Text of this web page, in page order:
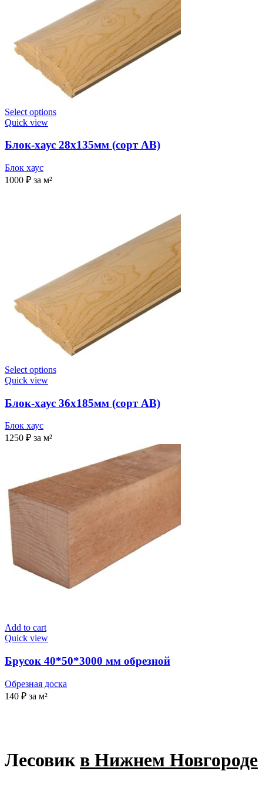
Select options
Quick view
Блок-хаус 28х135мм (сорт AB)
Блок хаус
1000 ₽ за м²
Select options
Quick view
Блок-хаус 36х185мм (сорт AB)
Блок хаус
1250 ₽ за м²
Add to cart
Quick view
Брусок 40*50*3000 мм обрезной
Обрезная доска
140 ₽ за м²
Лесовикв Нижнем Новгороде